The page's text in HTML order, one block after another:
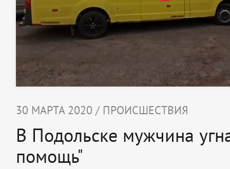
30 МАРТА 2020 / ПРОИСШЕСТВИЯ
В Подольске мужчина
помощь"